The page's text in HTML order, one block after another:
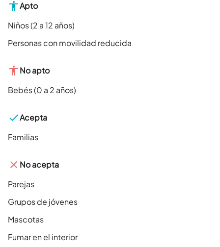
Apto
Niños (2 a 12 años)
Personas con movilidad reducida
No apto
Bebés (0 a 2 años)
Acepta
Familias
No acepta
Parejas
Grupos de jóvenes
Mascotas
Fumar en el interior